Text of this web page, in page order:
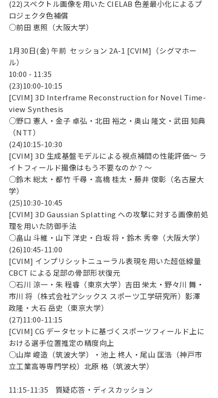
(22)スペクトル画像を用いた CIELAB 色差最小化によるプ
ロジェクタ色補償
○前田 恵照（大阪大学）
1月30日(金) 午前 セッション 2A-1 [CVIM]（シグマホー
ル）
10:00 - 11:35
(23)10:00-10:15
[CVIM] 3D Interframe Reconstruction for Novel Time-
view Synthesis
○野口 憲人・金子 卓弘・北田 裕之・奥山 隆文・武田 知典
（NTT）
(24)10:15-10:30
[CVIM] 3D 生成基盤モデルによる視点補間の性能評価～ ラ
イトフィールド撮像はもう不要なのか？～
○鈴木 総太・都竹 千尋・高橋 桂太・藤井 俊彰（名古屋大
学）
(25)10:30-10:45
[CVIM] 3D Gaussian Splatting への攻撃に対する画像前処
理を用いた防御手法
○畠山 斗維・山下 洋史・白坂 将・鈴木 秀幸（大阪大学）
(26)10:45-11:00
[CVIM] インプリシットニューラル表現を用いた超低線量
CBCT による足部の骨部形状復元
○石川 涼一・朱 程睿（東京大学）吉田 栄太・野々川 舞・
市川 将（株式会社アシックス スポーツ工学研究所）影澤
政隆・大石 岳史（東京大学）
(27)11:00-11:15
[CVIM] CG データセットに基づくスポーツフィールド上に
おける選手位置推定の精度向上
○山岸 峻造（筑波大学）・池上 柊人・尾山 匡浩（神戸市
立工業高等専門学校）北原 格（筑波大学）
11:15-11:35 質疑応答・ディスカッション